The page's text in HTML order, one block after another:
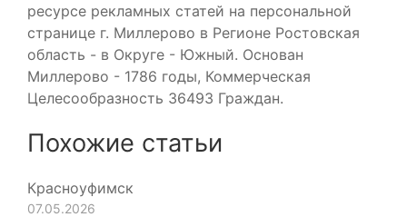
ресурсе рекламных статей на персональной
странице г. Миллерово в Регионе Ростовская
область - в Округе - Южный. Основан
Миллерово - 1786 годы, Коммерческая
Целесообразность 36493 Граждан.
Похожие статьи
Красноуфимск
07.05.2026